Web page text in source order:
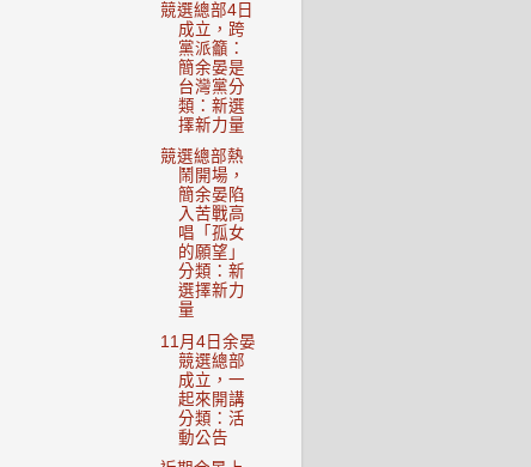
競選總部4日
成立，跨
黨派籲：
簡余晏是
台灣黨分
類：新選
擇新力量
競選總部熱
鬧開場，
簡余晏陷
入苦戰高
唱「孤女
的願望」
分類：新
選擇新力
量
11月4日余晏
競選總部
成立，一
起來開講
分類：活
動公告